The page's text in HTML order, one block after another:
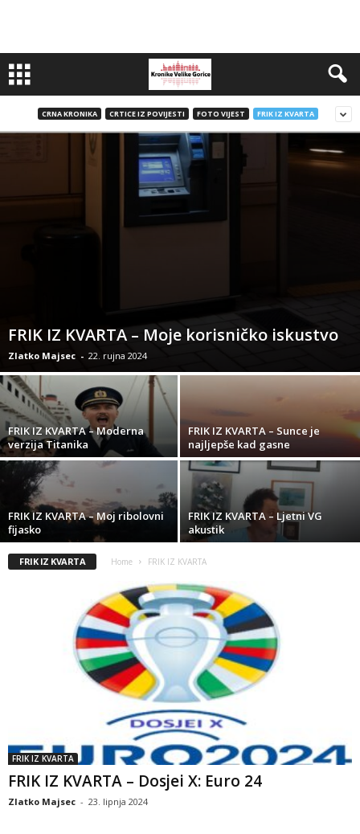
CRNA KRONIKA CRTICE IZ POVIJESTI FOTO VIJEST FRIK IZ KVARTA
FRIK IZ KVARTA – Moje korisničko iskustvo
Zlatko Majsec - 22. rujna 2024
FRIK IZ KVARTA – Moderna
verzija Titanika
FRIK IZ KVARTA – Sunce je
najljepše kad gasne
FRIK IZ KVARTA – Moj ribolovni
fijasko
FRIK IZ KVARTA – Ljetni VG
akustik
FRIK IZ KVARTA Home FRIK IZ KVARTA
FRIK IZ KVARTA
FRIK IZ KVARTA – Dosjei X: Euro 24
Zlatko Majsec - 23. lipnja 2024